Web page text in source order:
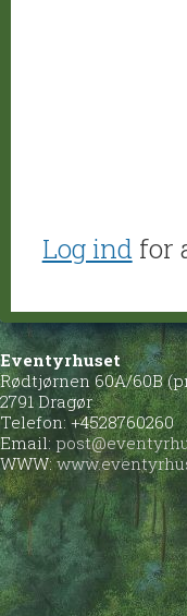
Log ind for
Eventyrhuset
Rødtjørnen 60A/60B
2791 Dragør
Telefon: +4528760260
Email:
WWW: